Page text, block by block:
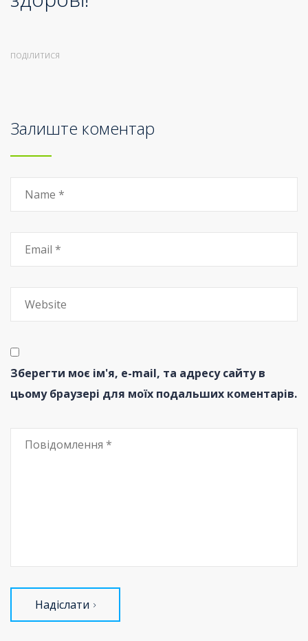
ПОДІЛИТИСЯ
Залиште коментар
Зберегти моє ім'я, e-mail, та адресу сайту в
цьому браузері для моїх подальших коментарів.
Надіслати